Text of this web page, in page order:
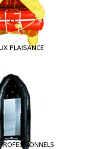
PLAISANCE